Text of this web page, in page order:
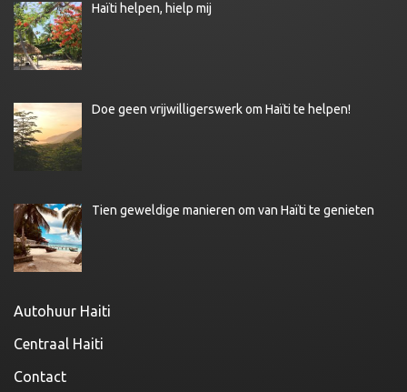
Haïti helpen, hielp mij
Doe geen vrijwilligerswerk om Haïti te helpen!
Tien geweldige manieren om van Haïti te genieten
Autohuur Haiti
Centraal Haiti
Contact